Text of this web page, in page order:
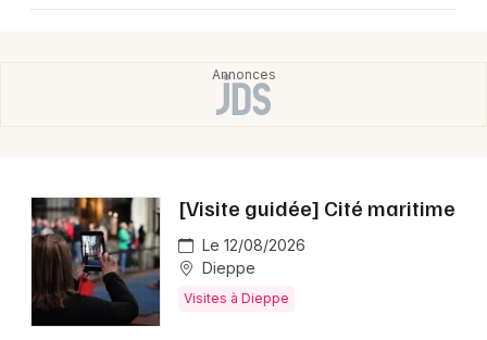
[Visite guidée] Cité maritime
Le 12/08/2026
Dieppe
Visites à Dieppe